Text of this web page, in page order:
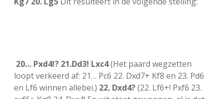
20… Pxd4!? 21.Dd3! Lxc4(Het paard wegzetten
loopt verkeerd af: 21… Pc6 22. Dxd7+ Kf8 en 23. Pd6
en Lf6 winnen allebei.) 22. Dxd4?(22. Lf6+! Pxf6 23.